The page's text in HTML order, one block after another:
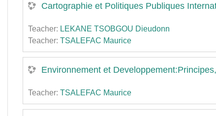
Cartographie et Politiques Publiques
Teacher: LEKANE TSOBGOU Dieudonn
Teacher: TSALEFAC Maurice
Environnement et
Teacher: TSALEFAC Maurice